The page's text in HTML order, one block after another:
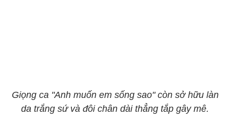
Giọng ca "Anh muốn em sống sao" còn sở hữu làn
da trắng sứ và đôi chân dài thẳng tắp gây mê.